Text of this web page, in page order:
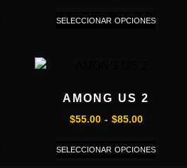
SELECCIONAR OPCIONES
AMONG US 2
$55.00 - $85.00
SELECCIONAR OPCIONES